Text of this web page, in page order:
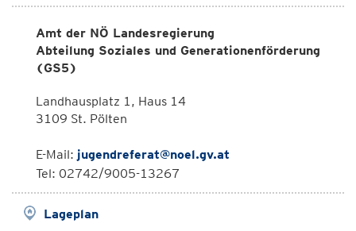
Amt der NÖ Landesregierung
Abteilung Soziales und Generationenförderung
(GS5)
Landhausplatz 1, Haus 14
3109 St. Pölten
E-Mail: jugendreferat@noel.gv.at
Tel: 02742/9005-13267
Lageplan